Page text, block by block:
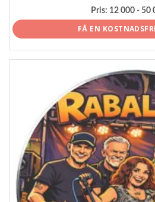
Pris: 12 000 - 50
FÅ EN